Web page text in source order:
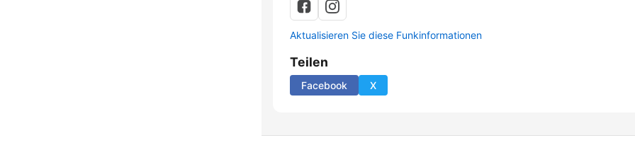
Aktualisieren Sie diese Funkinformationen
Teilen
Facebook X